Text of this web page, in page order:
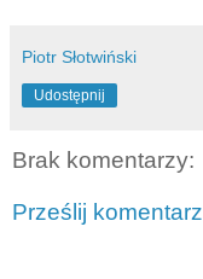
Piotr Słotwiński
Udostępnij
Brak komentarzy:
Prześlij komentarz